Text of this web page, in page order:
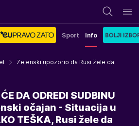
Sport Info
Zelenski upozorio da Rusi žele da
DA ODREDI SUDBINU
očajan - Situacija u
TEŠKA, Rusi žele da